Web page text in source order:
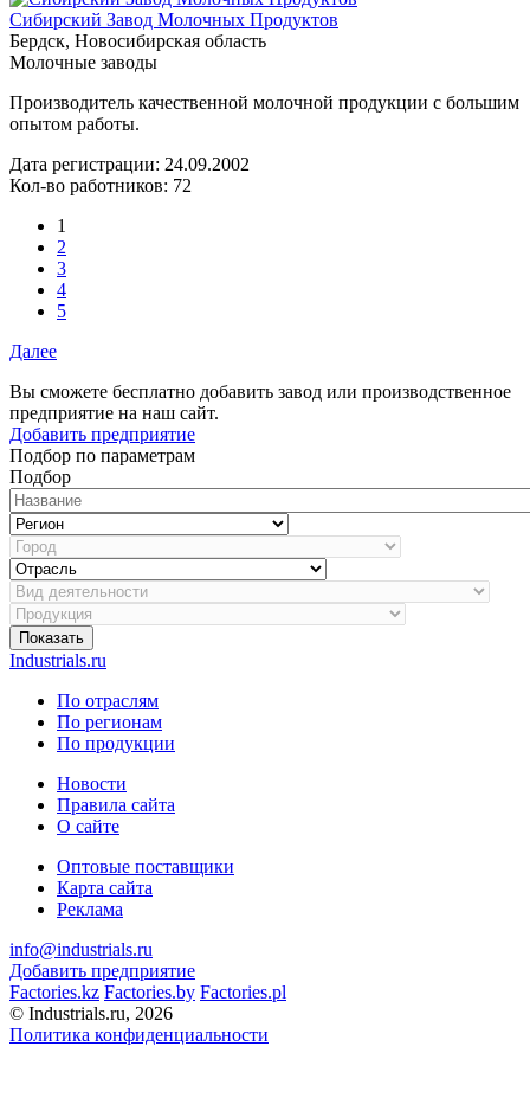
Сибирский Завод Молочных Продуктов
Бердск, Новосибирская область
Молочные заводы
Производитель качественной молочной продукции с большим
опытом работы.
Дата регистрации: 24.09.2002
Кол-во работников: 72
1
2
3
4
5
Далее
Вы сможете бесплатно добавить завод или производственное
предприятие на наш сайт.
Добавить предприятие
Подбор по параметрам
Подбор
Показать
Industrials.ru
По отраслям
По регионам
По продукции
Новости
Правила сайта
О сайте
Оптовые поставщики
Карта сайта
Реклама
info@industrials.ru
Добавить предприятие
Factories.kz Factories.by Factories.pl
© Industrials.ru, 2026
Политика конфиденциальности